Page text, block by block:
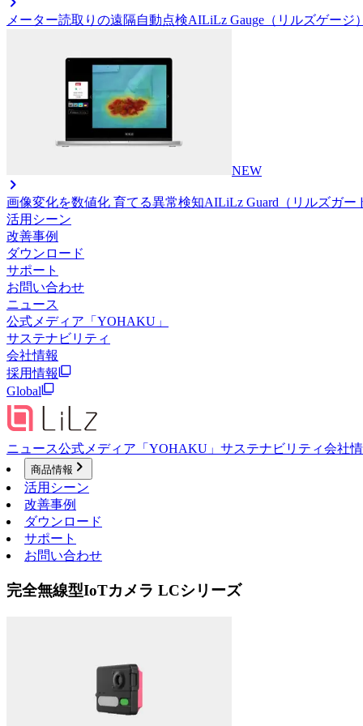
メーター読取りの遠隔自動点検AILiLz Gauge（リルズゲージ）
NEW
画像変化を数値化 育てる異常検知AILiLz Guard（リルズガー
活用シーン
改善事例
ダウンロード
サポート
お問い合わせ
ニュース
公式メディア「YOHAKU」
サステナビリティ
会社情報
採用情報
Global
ニュース公式メディア「YOHAKU」 サステナビリティ会社
商品情報
活用シーン
改善事例
ダウンロード
サポート
お問い合わせ
完全無線型IoTカメラ LCシリーズ